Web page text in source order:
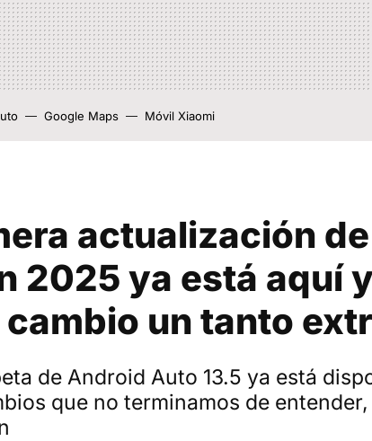
Google Maps Móvil Xiaomi
actualización
2025 ya está aquí
un tanto
de Android Auto 13.5 ya está
que no terminamos de